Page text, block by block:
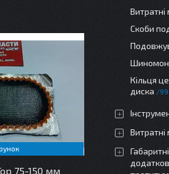
75-150 мм
Витратні
Скоби
Кільця
диска
99
Витратні
Габаритні